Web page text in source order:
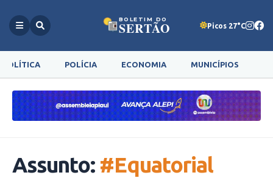
BOLETIM DO
SERTÃO Picos 27°C
POLÍTICA POLÍCIA ECONOMIA MUNICÍPIOS
Assunto: #Equatorial